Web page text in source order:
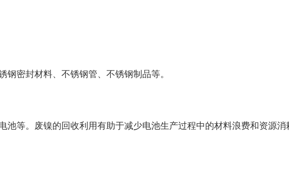
密封材料、不锈钢管、不锈钢制品等。
池等。废镍的回收利用有助于减少电池生产过程中的材料浪费和资源消